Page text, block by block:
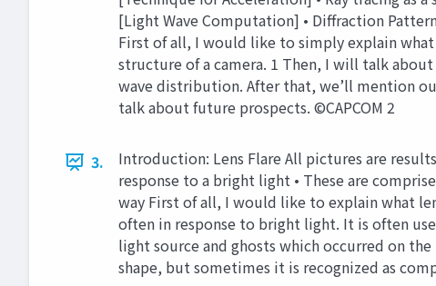
[Light Wave Computation] • Diffraction
First of all, I would like to simply explain
structure of a camera. 1 Then, I will talk
wave distribution. After that, we’ll mention
talk about future prospects. ©CAPCOM 2
3.
Introduction: Lens Flare All pictures are
response to a bright light • These are
way First of all, I would like to explain what
often in response to bright light. It is often
light source and ghosts which occurred on
shape, but sometimes it is recognized as